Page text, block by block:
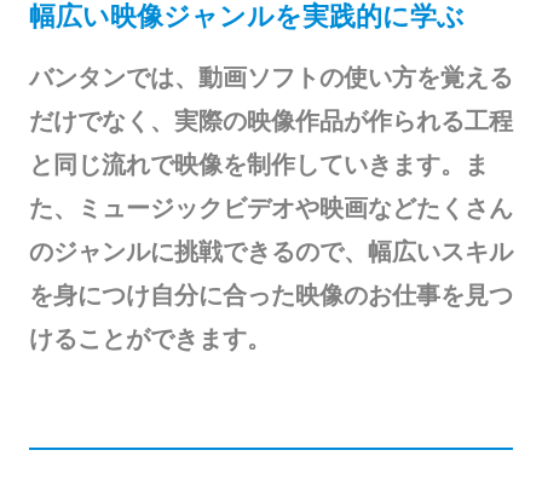
幅広い映像ジャンルを実践的に学ぶ
バンタンでは、動画ソフトの使い方を覚える
だけでなく、実際の映像作品が作られる工程
と同じ流れで映像を制作していきます。ま
た、ミュージックビデオや映画などたくさん
のジャンルに挑戦できるので、幅広いスキル
を身につけ自分に合った映像のお仕事を見つ
けることができます。